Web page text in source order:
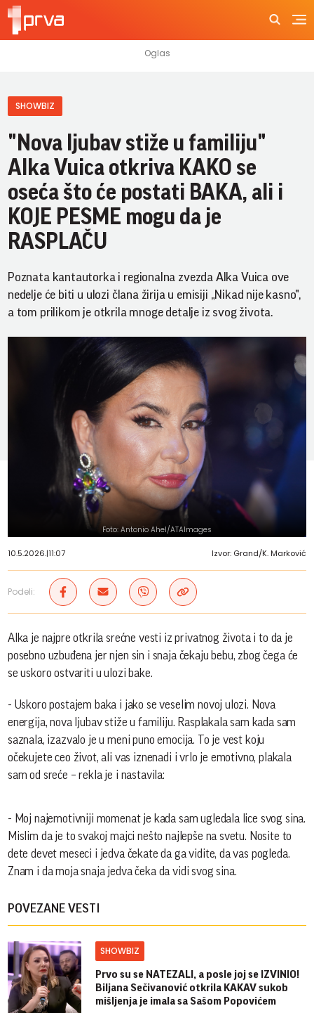
SHOWBIZ
"Nova ljubav stiže u familiju"
Alka Vuica otkriva KAKO se
oseća što će postati BAKA, ali i
KOJE PESME mogu da je
RASPLAČU
Poznata kantautorka i regionalna zvezda Alka Vuica ove
nedelje će biti u ulozi člana žirija u emisiji „Nikad nije kasno",
a tom prilikom je otkrila mnoge detalje iz svog života.
Foto: Antonio Ahel/ATAImages
10.5.2026.|11:07 Izvor: Grand/K. Marković
Podeli:
Alka je najpre otkrila srećne vesti iz privatnog života i to da je
posebno uzbuđena jer njen sin i snaja čekaju bebu, zbog čega će
se uskoro ostvariti u ulozi bake.
- Uskoro postajem baka i jako se veselim novoj ulozi. Nova
energija, nova ljubav stiže u familiju. Rasplakala sam kada sam
saznala, izazvalo je u meni puno emocija. To je vest koju
očekujete ceo život, ali vas iznenadi i vrlo je emotivno, plakala
sam od sreće – rekla je i nastavila:
- Moj najemotivniji momenat je kada sam ugledala lice svog sina.
Mislim da je to svakoj majci nešto najlepše na svetu. Nosite to
dete devet meseci i jedva čekate da ga vidite, da vas pogleda.
Znam i da moja snaja jedva čeka da vidi svog sina.
POVEZANE VESTI
SHOWBIZ
Prvo su se NATEZALI, a posle joj se IZVINIO!
Biljana Sečivanović otkrila KAKAV sukob
mišljenja je imala sa Sašom Popovićem